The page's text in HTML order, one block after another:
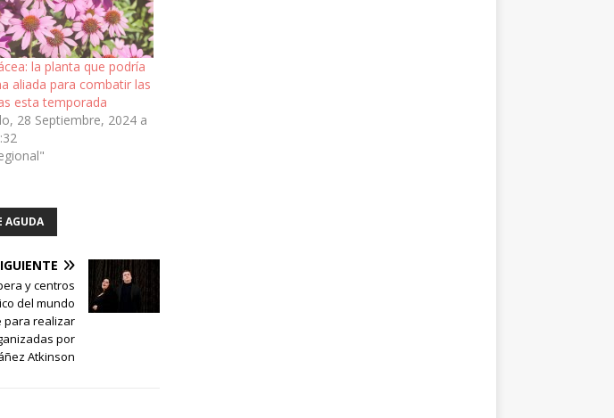
la planta que podría
aliada para combatir las
esta temporada
28 Septiembre, 2024 a
AGUDA
y centros
del mundo
para realizar
por
Atkinson